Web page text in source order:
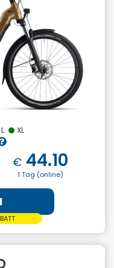
L
XL
€ 44.10
1 Tag (online)